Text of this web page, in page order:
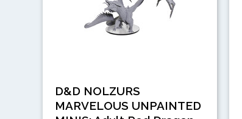
D&D NOLZURS
MARVELOUS UNPAINTED